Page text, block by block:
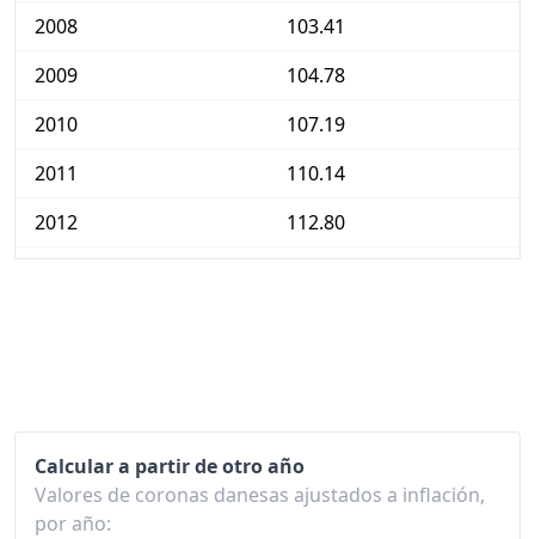
2008
103.41
2009
104.78
2010
107.19
2011
110.14
2012
112.80
2017
116.44
2018
Calcular a partir de otro año
Valores de coronas danesas ajustados a inflación,
por año: